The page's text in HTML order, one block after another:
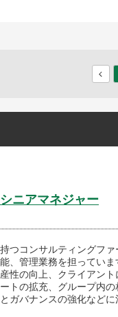
ニアマネジャー
つコンサルティングフ
、管理業務を担ってい
性の向上、クライアン
トの拡充、グループ内
ガバナンスの強化などに